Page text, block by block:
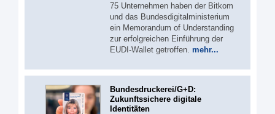
75 Unternehmen haben der Bitkom
und das Bundesdigitalministerium
ein Memorandum of Understanding
zur erfolgreichen Einführung der
EUDI-Wallet getroffen. mehr...
Bundesdruckerei/G+D:
Zukunftssichere digitale
Identitäten